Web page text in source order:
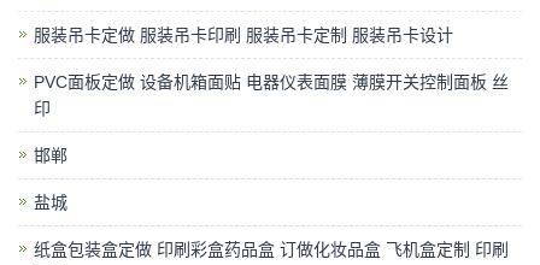
服装吊卡定做 服装吊卡印刷 服装吊卡定制 服装吊卡设计
PVC面板定做 设备机箱面贴 电器仪表面膜 薄膜开关控制面板 丝
印
邯郸
盐城
纸盒包装盒定做 印刷彩盒药品盒 订做化妆品盒 飞机盒定制 印刷